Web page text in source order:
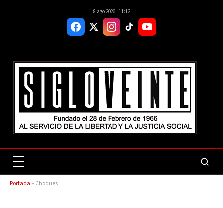
8 ago 2026 | 11:12
Portada » Choques